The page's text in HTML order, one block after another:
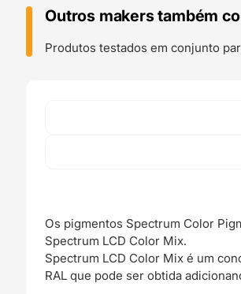
Impressão
3D
Spectrum
Outros makers também
Produtos testados em conjunto
Os pigmentos Spectrum Color
Spectrum LCD Color Mix.
Spectrum LCD Color Mix é um
RAL que pode ser obtida